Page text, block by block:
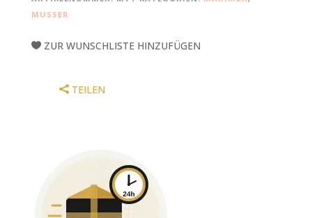
MALLETS,
MALLETS
MUSSER
ZUR WUNSCHLISTE HINZUFÜGEN
TEILEN